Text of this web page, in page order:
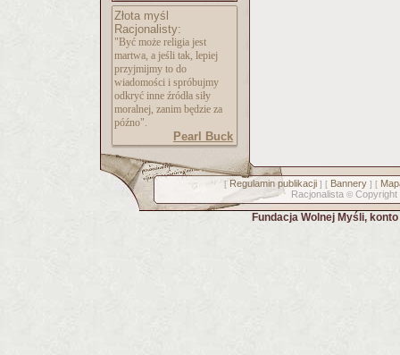
Złota myśl
Racjonalisty:
"Być może religia jest
martwa, a jeśli tak, lepiej
przyjmijmy to do
wiadomości i spróbujmy
odkryć inne źródła siły
moralnej, zanim będzie za
późno".
Pearl Buck
[ Regulamin publikacji] [ Bannery] [
Racjonalista © Copyright
Fundacja Wolnej Myśli,